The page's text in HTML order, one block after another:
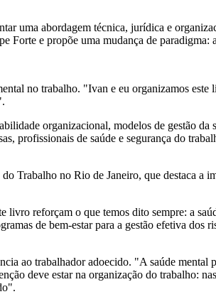
uma abordagem técnica, jurídica e
e propõe uma mudança de paradigma:
no trabalho. "Ivan e eu organizamos
organizacional, modelos de gestão da
profissionais de saúde e segurança do
Trabalho no Rio de Janeiro, que destaca a
reforçam o que temos dito sempre: a
de bem-estar para a gestão efetiva dos
ao trabalhador adoecido. "A saúde mental
deve estar na organização do trabalho: